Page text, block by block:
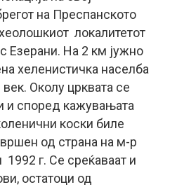
на Преспанското
локалитетот
Езерани. На 2 км јужно
хеленистичка населба
Околу црквата се
и според кажувањата
коски биле
од страна на м-р
1992 г. Се среќаваат и
остатоци од